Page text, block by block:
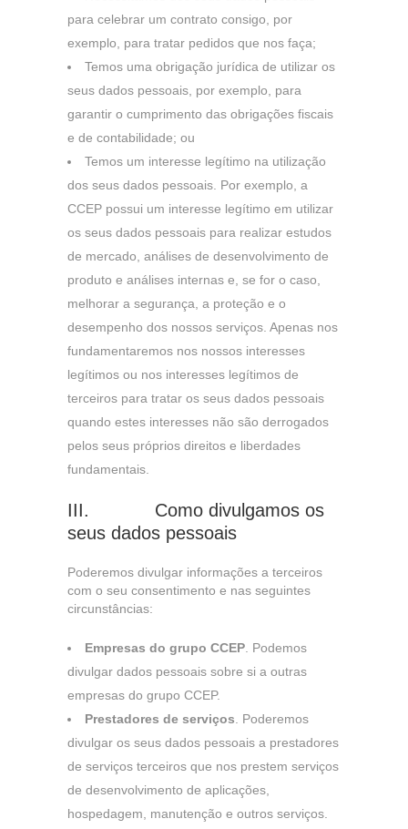
para celebrar um contrato consigo, por
exemplo, para tratar pedidos que nos faça;
Temos uma obrigação jurídica de utilizar os
seus dados pessoais, por exemplo, para
garantir o cumprimento das obrigações fiscais
e de contabilidade; ou
Temos um interesse legítimo na utilização
dos seus dados pessoais. Por exemplo, a
CCEP possui um interesse legítimo em utilizar
os seus dados pessoais para realizar estudos
de mercado, análises de desenvolvimento de
produto e análises internas e, se for o caso,
melhorar a segurança, a proteção e o
desempenho dos nossos serviços. Apenas nos
fundamentaremos nos nossos interesses
legítimos ou nos interesses legítimos de
terceiros para tratar os seus dados pessoais
quando estes interesses não são derrogados
pelos seus próprios direitos e liberdades
fundamentais.
III. Como divulgamos os
seus dados pessoais
Poderemos divulgar informações a terceiros
com o seu consentimento e nas seguintes
circunstâncias:
Empresas do grupo CCEP . Podemos
divulgar dados pessoais sobre si a outras
empresas do grupo CCEP.
Prestadores de serviços . Poderemos
divulgar os seus dados pessoais a prestadores
de serviços terceiros que nos prestem serviços
de desenvolvimento de aplicações,
hospedagem, manutenção e outros serviços.
origem do tráfego, por forma a que possamos avaliar o
rendimento do nosso website e melhorá-lo. Ajudam-nos a
saber que páginas são as mais ou menos visitadas e como
é que os visitantes navegam no website. Toda a informação
recolhida por estes cookies é agregada e, logo, é anónima.
Estes cookies podem ser utilizados através do nosso
website pelos nossos parceiros publicitários. Podem ser
utilizados por esses parceiros para criar perfis com base
nos seus interesses e mostrar-lhe anúncios de interesse
noutros websites. Não armazenam diretamente
informação pessoal, sendo que se baseiam na
identificação única do seu navegador e dispositivo de
internet.
GUARDAR CONFIGURAÇÕES
"Configuração de Cookies" no fundo da página. Também
podes consultar a nossapolítica de cookies